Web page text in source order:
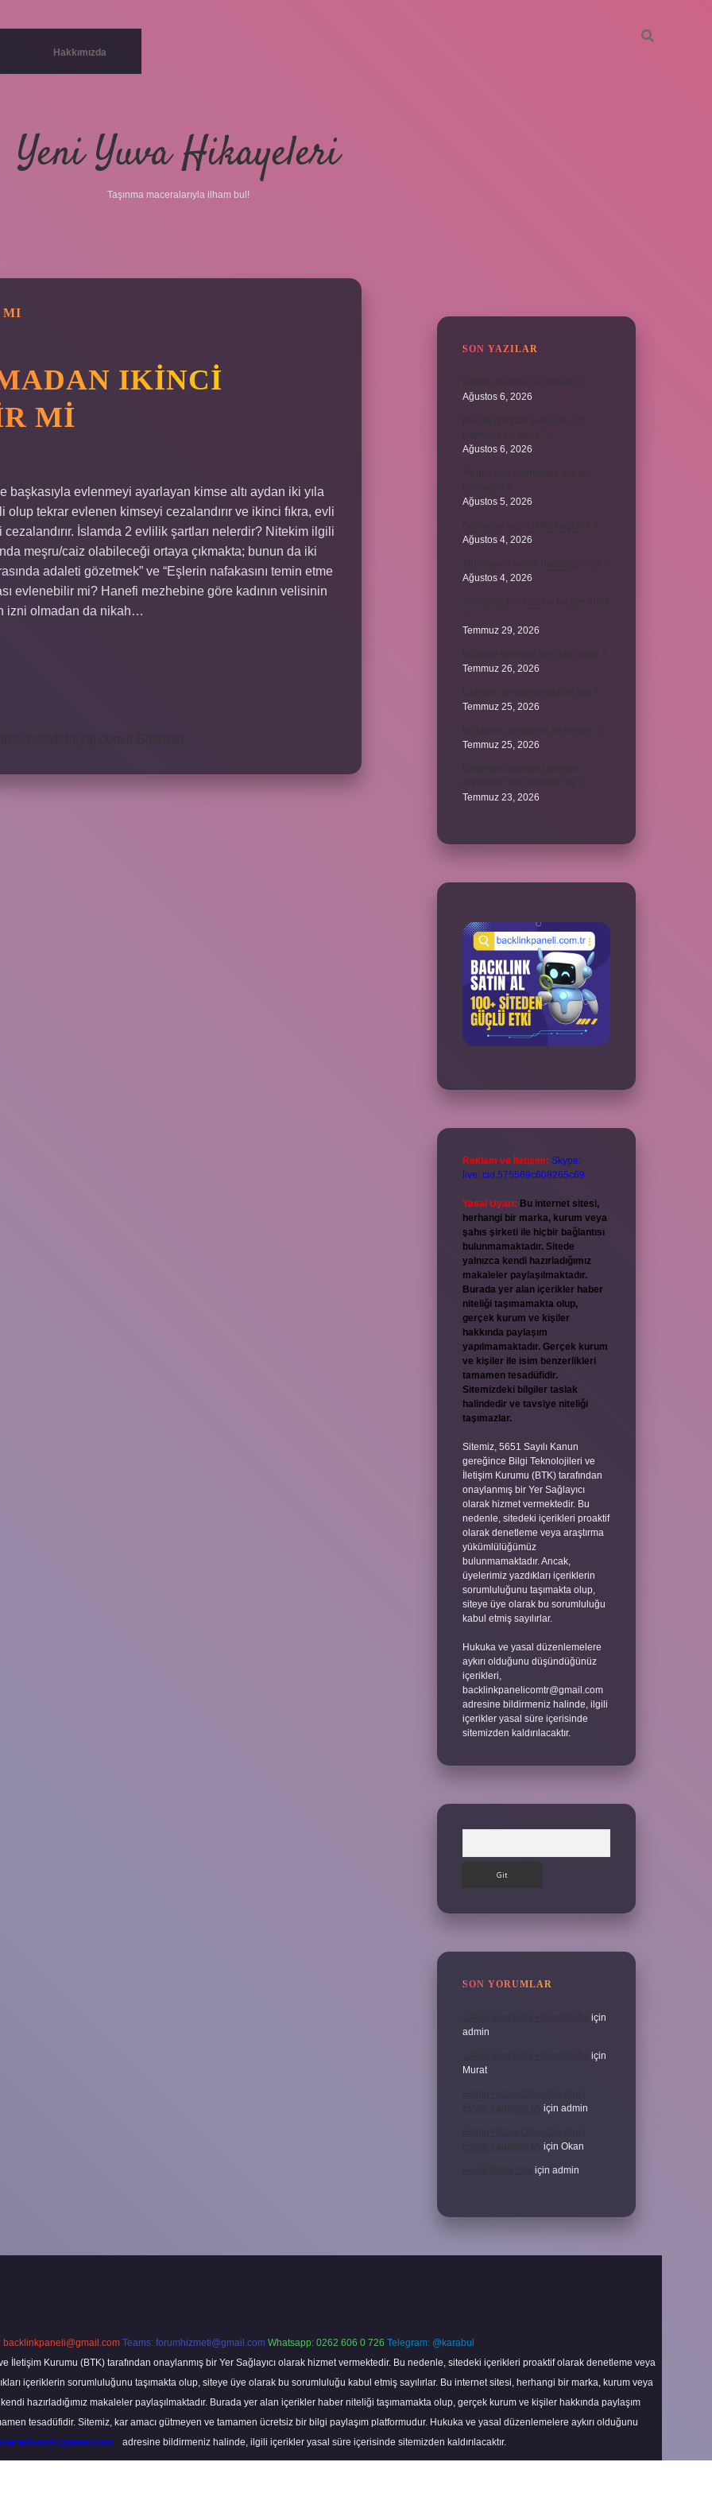
Hakkımızda
Yeni Yuva Hikayeleri
Taşınma maceralarıyla ilham bul!
MI
IKINCI
MI
evlenmeyi ayarlayan kimse altı aydan iki yıla
olup tekrar evlenen kimseyi cezalandırır ve ikinci fıkra, evli
İslamda 2 evlilik şartları nelerdir? Nitekim ilgili
meşru/caiz olabileceği ortaya çıkmakta; bunun da iki
adaleti gözetmek” ve “Eşlerin nafakasını temin etme
evlenebilir mi? Hanefi mezhebine göre kadının velisinin
izni olmadan da nikah…
SON YAZILAR
Ağustos 6, 2026
Ağustos 6, 2026
Ağustos 5, 2026
Ağustos 4, 2026
Ağustos 4, 2026
Temmuz 29, 2026
Temmuz 26, 2026
Temmuz 25, 2026
Temmuz 25, 2026
Temmuz 23, 2026
Reklam ve İletişim: Skype:
live:.cid.575569c608265c69
Yasal Uyarı: Bu internet sitesi,
herhangi bir marka, kurum veya
şahıs şirketi ile hiçbir bağlantısı
bulunmamaktadır. Sitede
yalnızca kendi hazırladığımız
makaleler paylaşılmaktadır.
Burada yer alan içerikler haber
niteliği taşımamakta olup,
gerçek kurum ve kişiler
hakkında paylaşım
yapılmamaktadır. Gerçek kurum
ve kişiler ile isim benzerlikleri
tamamen tesadüfidir.
Sitemizdeki bilgiler taslak
halindedir ve tavsiye niteliği
taşımazlar.
Sitemiz, 5651 Sayılı Kanun
gereğince Bilgi Teknolojileri ve
İletişim Kurumu (BTK) tarafından
onaylanmış bir Yer Sağlayıcı
olarak hizmet vermektedir. Bu
nedenle, sitedeki içerikleri proaktif
olarak denetleme veya araştırma
yükümlülüğümüz
bulunmamaktadır. Ancak,
üyelerimiz yazdıkları içeriklerin
sorumluluğunu taşımakta olup,
siteye üye olarak bu sorumluluğu
kabul etmiş sayılırlar.
Hukuka ve yasal düzenlemelere
aykırı olduğunu düşündüğünüz
içerikleri,
backlinkpanelicomtr@gmail.com
adresine bildirmeniz halinde, ilgili
içerikler yasal süre içerisinde
sitemizden kaldırılacaktır.
SON YORUMLAR
3 Aylık Hamilelik Hissedilir Mi
için
admin
3 Aylık Hamilelik Hissedilir Mi için
Murat
Eşinin Rızası Olmadan Ikinci
Evlilik Yapabilir Mi için admin
Eşinin Rızası Olmadan Ikinci
Evlilik Yapabilir Mi için Okan
Haşat Nedir Tdk için admin
backlinkpaneli@gmail.com Teams: forumhizmeti@gmail.com Whatsapp: 0262 606 0 726 Telegram: @karabul
İletişim Kurumu (BTK) tarafından onaylanmış bir Yer Sağlayıcı olarak hizmet vermektedir. Bu nedenle, sitedeki içerikleri proaktif olarak denetleme veya
içeriklerin sorumluluğunu taşımakta olup, siteye üye olarak bu sorumluluğu kabul etmiş sayılırlar. Bu internet sitesi, herhangi bir marka, kurum veya
hazırladığımız makaleler paylaşılmaktadır. Burada yer alan içerikler haber niteliği taşımamakta olup, gerçek kurum ve kişiler hakkında paylaşım
tesadüfidir. Sitemiz, kar amacı gütmeyen ve tamamen ücretsiz bir bilgi paylaşım platformudur. Hukuka ve yasal düzenlemelere aykırı olduğunu
adresine bildirmeniz halinde, ilgili içerikler yasal süre içerisinde sitemizden kaldırılacaktır.